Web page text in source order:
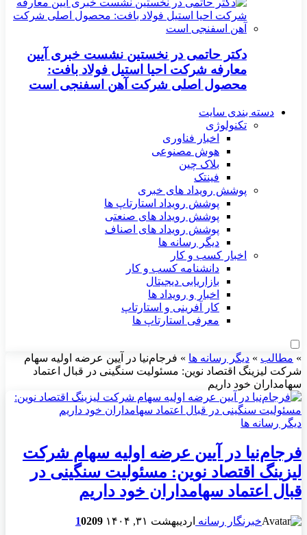
دکتر حاتمی در نخستین نشست خبری آیین
معارفه شرکت احیا استیل فولاد بافت:
محصول اصلی شرکت آهن اسفنجی است
دسته بندی سایت
تکنولوژی
اخبار فناوری
هوش مصنوعی
بلاک چین
فینتک
پوشش رویداد های خبری
پوشش رویداد استارتاپ ها
پوشش رویداد های صنعتی
پوشش رویداد های اصناف
دیگر رسانه ها
اخبار کسب و کار
دانشنامه کسب و کار
بازاریابی دیجیتال
اخبار و رویداد ها
کار آفرینی و استارتاپ
معرفی استارتاپ ها
» مطالب » دیگر رسانه ها » فرجام‌نیا در آیین عرضه اولیه سهام
شرکت لیزینگ اقتصاد نوین: مسئولیت سنگینی در قبال اعتماد
سهامداران خود داریم
دیگر رسانه ها
فرجام‌نیا در آیین عرضه اولیه سهام شرکت
لیزینگ اقتصاد نوین: مسئولیت سنگینی در
قبال اعتماد سهامداران خود داریم
خبرنگار رسانه اردیبهشت ۳۱, ۱۴۰۴ 10209